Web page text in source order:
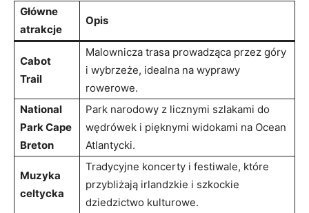
Główne
atrakcje
Opis
Cabot
Trail
Malownicza trasa prowadząca przez góry
i wybrzeże, idealna na wyprawy
rowerowe.
National
Park Cape
Breton
Park narodowy z licznymi szlakami do
wędrówek i pięknymi widokami na Ocean
Atlantycki.
Muzyka
celtycka
Tradycyjne koncerty i festiwale, które
przybliżają irlandzkie i szkockie
dziedzictwo kulturowe.